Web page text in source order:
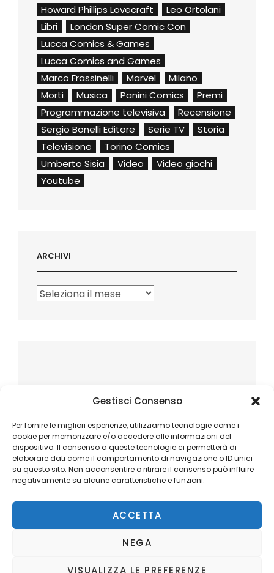
Gestisci Consenso
Per fornire le migliori esperienze, utilizziamo tecnologie come i
cookie per memorizzare e/o accedere alle informazioni del
dispositivo. Il consenso a queste tecnologie ci permetterà di
elaborare dati come il comportamento di navigazione o ID unici
su questo sito. Non acconsentire o ritirare il consenso può influire
negativamente su alcune caratteristiche e funzioni.
ACCETTA
NEGA
VISUALIZZA LE PREFERENZE
Howard Phillips Lovecraft
Leo Ortolani
Libri
London Super Comic Con
Lucca Comics & Games
Lucca Comics and Games
Marco Frassinelli
Marvel
Milano
Morti
Musica Panini Comics
Premi
Programmazione televisiva
Recensione
Sergio Bonelli Editore
Serie TV
Storia
Televisione
Torino Comics
Umberto Sisia
Video
Video giochi
Youtube
ARCHIVI
Archivi